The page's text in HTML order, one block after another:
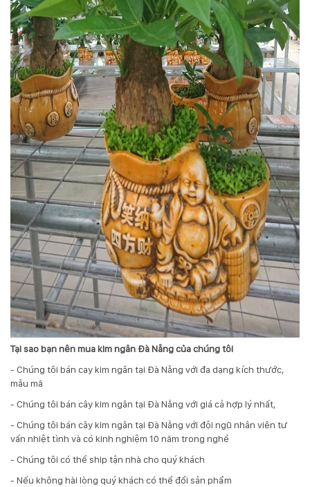
Tại sao bạn nên mua kim ngân Đà Nẵng của chúng tôi
- Chúng tôi bán cay kim ngân tại Đà Nẵng với đa dạng kích thước,
mẫu mã
- Chúng tôi bán cây kim ngân tại Đà Nẵng với giá cả hợp lý nhất,
- Chúng tôi bán cây kim ngân tại Đà Nẵng với đội ngũ nhân viên tư
vấn nhiệt tình và có kinh nghiệm 10 năm trong nghề
- Chúng tôi có thể ship tận nhà cho quý khách
- Nếu không hài lòng quý khách có thể đổi sản phẩm